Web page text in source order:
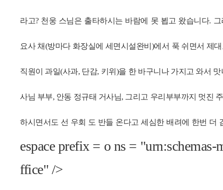
라고? 천웅 스님은 출타하시는 바람에 못 뵙고 왔습니다.
요사 채(방마다 화장실에 세면시설완비 )에서 푹 쉬면서 제
직원이 과일(사과, 단감, 키위 )을 한 바구니나 가지고 와서
사님 부부, 안동 정규태 거사님, 그리고 우리부부까지 멋진
하시면서도 선 우회 도 반들 온다고 세심한 배려에 한번 더
espace prefix = o ns =
ffice" />